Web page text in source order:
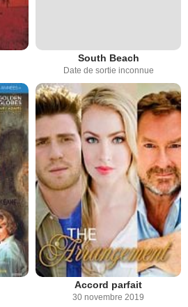
South Beach
Date de sortie inconnue
Accord parfait
30 novembre 2019